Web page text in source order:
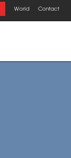
World Contact